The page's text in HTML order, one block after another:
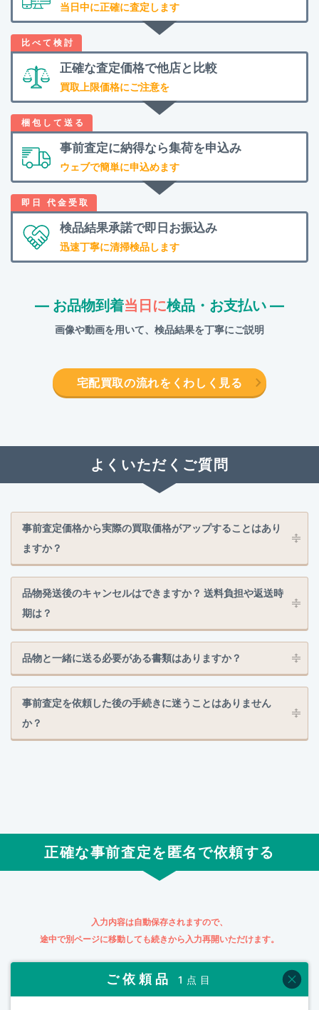
当日中に正確に査定します
正確な査定価格で他店と比較
買取上限価格にご注意を
事前査定に納得なら集荷を申込み
ウェブで簡単に申込めます
検品結果承諾で即日お振込み
迅速丁寧に清掃検品します
― お品物到着当日に検品・お支払い ―
画像や動画を用いて、検品結果を丁寧にご説明
宅配買取の流れをくわしく見る
よくいただくご質問
事前査定価格から実際の買取価格がアップすることはあり
ますか？
品物発送後のキャンセルはできますか？ 送料負担や返送時
期は？
品物と一緒に送る必要がある書類はありますか？
事前査定を依頼した後の手続きに迷うことはありません
か？
正確な事前査定を匿名で依頼する
入力内容は自動保存されますので、
途中で別ページに移動しても続きから入力再開いただけます。
ご依頼品 1点目